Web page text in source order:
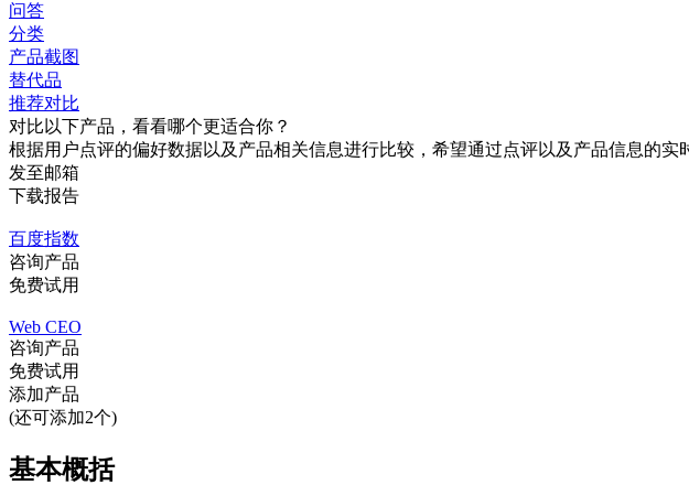
问答
分类
产品截图
替代品
推荐对比
对比以下产品，看看哪个更适合你？
根据用户点评的偏好数据以及产品相关信息进行比较，希望通过点评以及产品信息的
发至邮箱
下载报告
百度指数
咨询产品
免费试用
Web CEO
咨询产品
免费试用
添加产品
(还可添加2个)
基本概括